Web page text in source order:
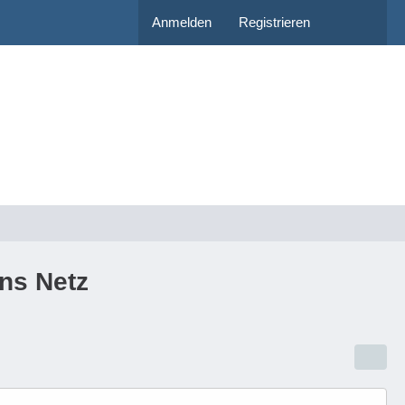
Anmelden Registrieren
Netz